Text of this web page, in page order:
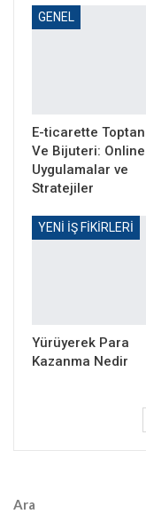
GENEL
E-ticarette Toptan
Ve Bijuteri: Online
Uygulamalar ve
Stratejiler
YENI İŞ FIKIRLERI
Yürüyerek Para
Kazanma Nedir
Ara